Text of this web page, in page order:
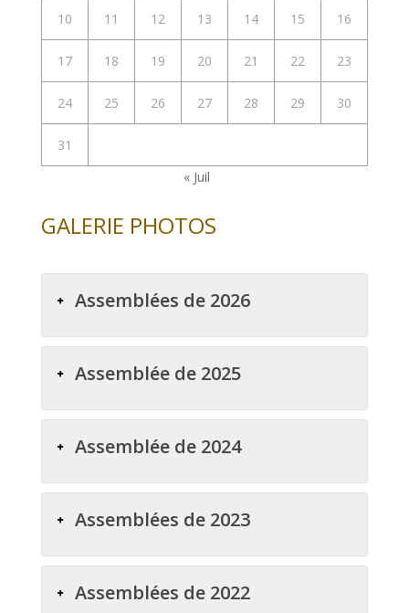
10 11 12 13 14 15 16
17 18 19 20 21 22 23
24 25 26 27 28 29 30
31
« Juil
GALERIE PHOTOS
Assemblées de 2026
Assemblée de 2025
Assemblée de 2024
Assemblées de 2023
Assemblées de 2022